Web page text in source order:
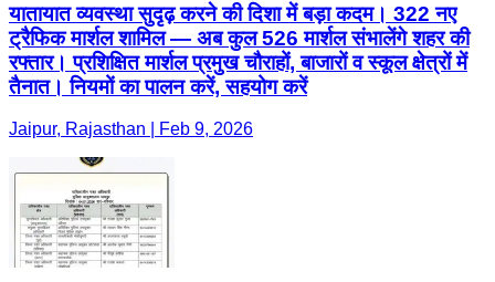
यातायात व्यवस्था सुदृढ़ करने की दिशा में बड़ा कदम। 322 नए
ट्रैफिक मार्शल शामिल — अब कुल 526 मार्शल संभालेंगे शहर की
रफ्तार। प्रशिक्षित मार्शल प्रमुख चौराहों, बाजारों व स्कूल क्षेत्रों में
तैनात। नियमों का पालन करें, सहयोग करें
Jaipur, Rajasthan | Feb 9, 2026